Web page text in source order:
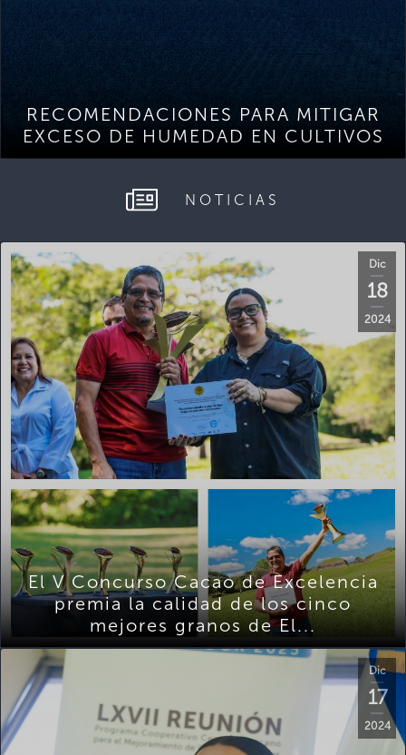
RECOMENDACIONES PARA MITIGAR
EXCESO DE HUMEDAD EN CULTIVOS
NOTICIAS
Dic
18
2024
El V Concurso Cacao de Excelencia
premia la calidad de los cinco
mejores granos de El...
Dic
17
2024